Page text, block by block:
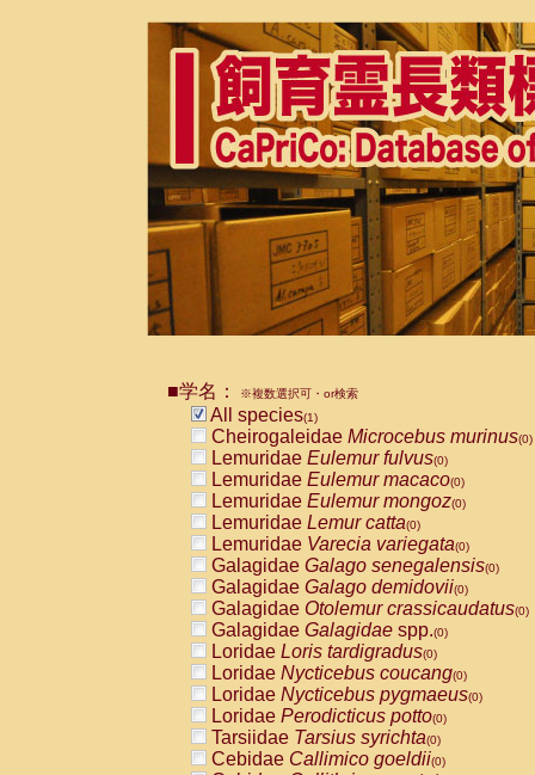
■学名： ※複数選択可・or検索
All species(1)
Cheirogaleidae Microcebus murinus(0)
Lemuridae Eulemur fulvus(0)
Lemuridae Eulemur macaco(0)
Lemuridae Eulemur mongoz(0)
Lemuridae Lemur catta(0)
Lemuridae Varecia variegata(0)
Galagidae Galago senegalensis(0)
Galagidae Galago demidovii(0)
Galagidae Otolemur crassicaudatus(0)
Galagidae Galagidae spp.(0)
Loridae Loris tardigradus(0)
Loridae Nycticebus coucang(0)
Loridae Nycticebus pygmaeus(0)
Loridae Perodicticus potto(0)
Tarsiidae Tarsius syrichta(0)
Cebidae Callimico goeldii(0)